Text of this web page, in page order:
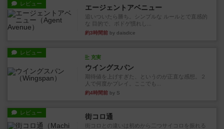
レビュー エージェントアベニュー
追いついたら勝ち。シンプルな ルールとで直感的
な 目的で、ボドゲ慣れし...
約3時間前 by daisdice
レビュー
充実
ウイングスパン
期待値を上げすぎた、というのが正直な感想。２
人で何度かプレイ。ここでも...
約4時間前 by S
レビュー 街コロ通
街コロとの違いは初めから二つサイコロを振れる